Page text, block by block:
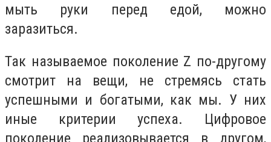
мыть руки перед едой, можно
заразиться.
Так называемое поколение Z по-другому
смотрит на вещи, не стремясь стать
успешными и богатыми, как мы. У них
иные критерии успеха. Цифровое
поколение реализовывается в другом,